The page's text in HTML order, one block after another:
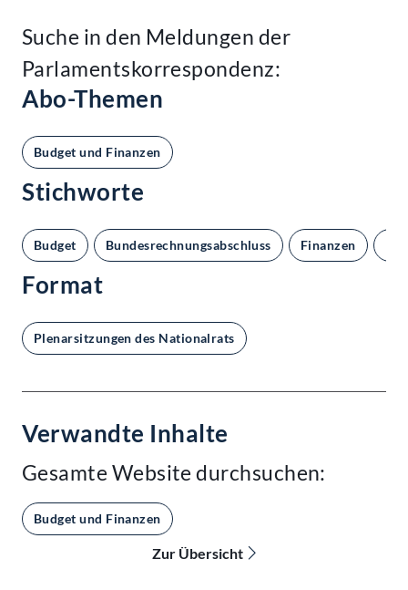
Suche in den Meldungen der
Parlamentskorrespondenz:
Abo-Themen
Budget und Finanzen
Stichworte
Budget Bundesrechnungsabschluss Finanzen
Format
Plenarsitzungen des Nationalrats
Verwandte Inhalte
Gesamte Website durchsuchen:
Budget und Finanzen
Zur Übersicht